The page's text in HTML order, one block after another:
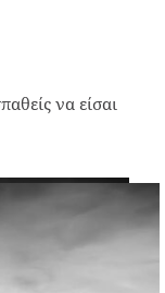
να είσαι